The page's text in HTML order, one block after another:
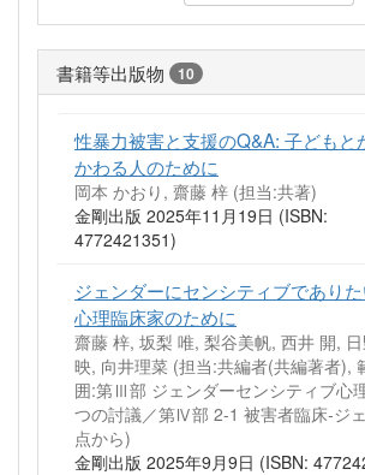
書籍等出版物 10
性暴力被害と支援のQ&A: 子どもと
かわる人のために
岡本 かおり, 齋藤 梓 (担当:共著)
金剛出版 2025年11月19日 (ISBN:
4772421351)
ジェンダーにセンシティブであり
心理臨床家のために
齋藤 梓, 坂梨 唯, 梨谷美帆, 西井 開,
映, 向井理菜 (担当:共編者(共編著者),
囲:第Ⅲ部 ジェンダーセンシティブ心
つの討議／第Ⅳ部 2-1 被害者臨床‐ジ
点から)
金剛出版 2025年9月9日 (ISBN: